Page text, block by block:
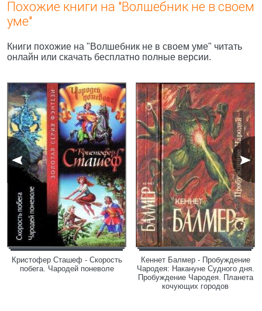
Похожие книги на "Волшебник не в своем
уме"
Книги похожие на "Волшебник не в своем уме" читать
онлайн или скачать бесплатно полные версии.
Кристофер Сташеф - Скорость
побега. Чародей поневоле
Кеннет Балмер - Пробуждение
Чародея: Накануне Судного дня.
Пробуждение Чародея. Планета
кочующих городов